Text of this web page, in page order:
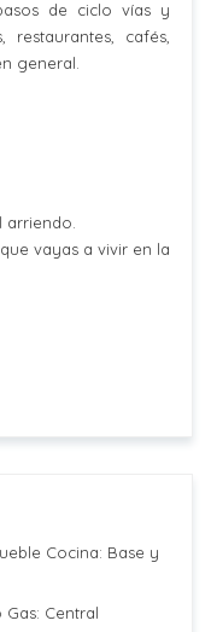
de ciclo vías y
restaurantes, cafés,
general.
arriendo.
vayas a vivir en la
Cocina: Base y
Gas: Central